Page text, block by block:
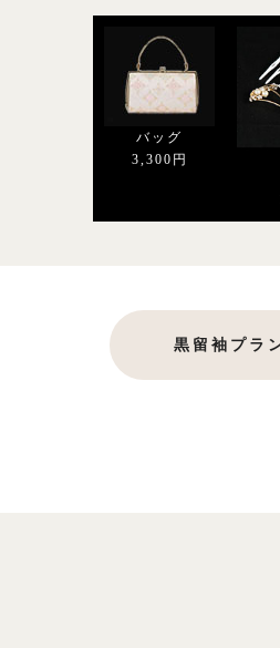
バッグ
3,300円
黒留袖プラ